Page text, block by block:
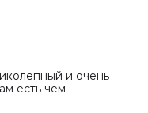
и очень
есть чем